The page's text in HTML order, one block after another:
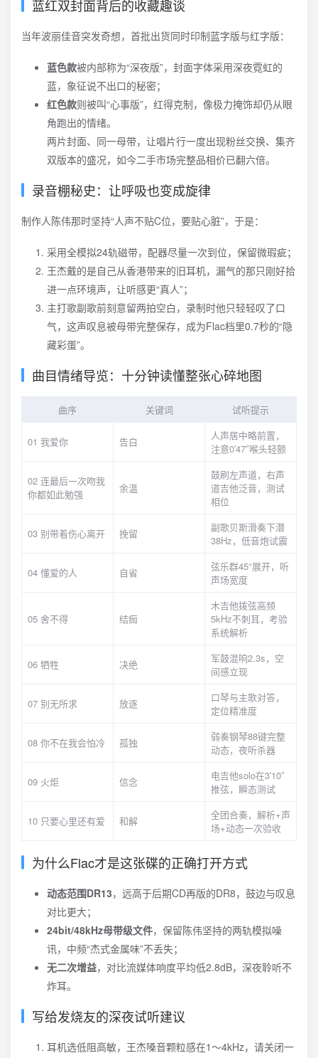
蓝红双封面背后的收藏趣谈
当年波丽佳音突发奇想，首批出货同时印制蓝字版与红字版：
蓝色款被内部称为“深夜版”，封面字体采用深夜霓虹的
蓝，象征说不出口的秘密；
红色款则被叫“心事版”，红得克制，像极力掩饰却仍从眼
角跑出的情绪。
两片封面、同一母带，让唱片行一度出现粉丝交换、集齐
双版本的盛况，如今二手市场完整品相价已翻六倍。
录音棚秘史：让呼吸也变成旋律
制作人陈伟那时坚持“人声不贴C位，要贴心脏”，于是：
采用全模拟24轨磁带，配器尽量一次到位，保留微瑕疵；
王杰戴的是自己从香港带来的旧耳机，漏气的那只刚好拾
进一点环境声，让听感更“真人”；
主打歌副歌前刻意留两拍空白，录制时他只轻轻叹了口
气，这声叹息被母带完整保存，成为Flac档里0.7秒的“隐
藏彩蛋”。
曲目情绪导览：十分钟读懂整张心碎地图
曲序 关键词 试听提示
01 我爱你 告白
人声居中略前置，
注意0′47″喉头轻颤
02 连最后一次吻我
你都如此勉强
余温
鼓刷左声道，右声
道吉他泛音，测试
相位
03 别带着伤心离开 挽留
副歌贝斯滑奏下潜
38Hz，低音炮试震
04 懂爱的人 自省
弦乐群45°展开，听
声场宽度
05 舍不得 结痂
木吉他拨弦高频
5kHz不刺耳，考验
系统解析
06 牺牲 决绝
军鼓混响2.3s，空
间感立现
07 别无所求 放逐
口琴与主歌对答，
定位精准度
08 你不在我会怕冷 孤独
弱奏钢琴88键完整
动态，夜听杀器
09 火炬 信念
电吉他solo在3′10″
推弦，瞬态测试
10 只要心里还有爱 和解
全团合奏，解析+声
场+动态一次验收
为什么Flac才是这张碟的正确打开方式
动态范围DR13，远高于后期CD再版的DR8，鼓边与叹息
对比更大；
24bit/48kHz母带级文件，保留陈伟坚持的两轨模拟噪
讯，中频“杰式金属味”不丢失；
无二次增益，对比流媒体响度平均低2.8dB，深夜聆听不
炸耳。
写给发烧友的深夜试听建议
耳机选低阻高敏，王杰嗓音颗粒感在1～4kHz，请关闭一